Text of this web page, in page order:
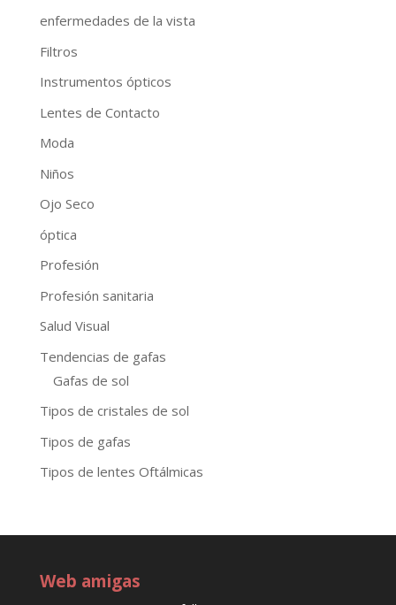
enfermedades de la vista
Filtros
Instrumentos ópticos
Lentes de Contacto
Moda
Niños
Ojo Seco
óptica
Profesión
Profesión sanitaria
Salud Visual
Tendencias de gafas
Gafas de sol
Tipos de cristales de sol
Tipos de gafas
Tipos de lentes Oftálmicas
Web amigas